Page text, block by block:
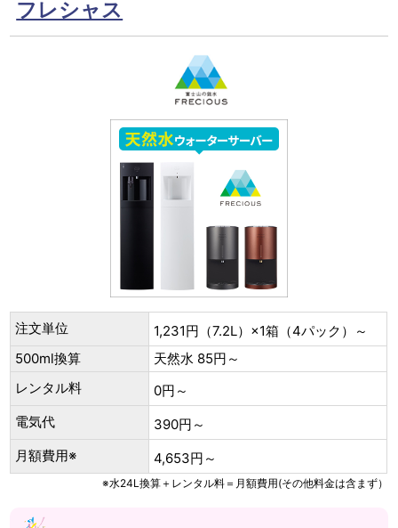
フレシャス
注文単位
1,231円（7.2L）×1箱（4パック）～
500ml換算
天然水 85円～
レンタル料
0円～
電気代
390円～
月額費用※
4,653円～
※水24L換算＋レンタル料＝月額費用(その他料金は含まず）